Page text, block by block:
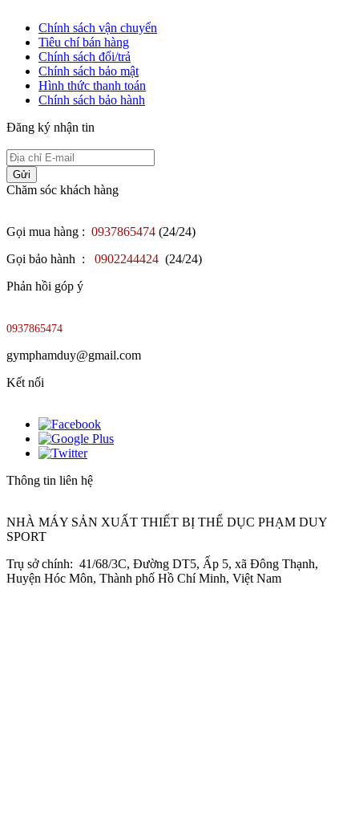
Chính sách vận chuyển
Tiêu chí bán hàng
Chính sách đổi/trả
Chính sách bảo mật
Hình thức thanh toán
Chính sách bảo hành
Đăng ký nhận tin
Gửi
Chăm sóc khách hàng
Gọi mua hàng : 0937865474 (24/24)
Gọi bảo hành :
0902244424 (24/24)
Phản hồi góp ý
0937865474
gymphamduy@gmail.com
Kết nối
Thông tin liên hệ
NHÀ MÁY SẢN XUẤT THIẾT BỊ THỂ DỤC PHẠM DUY
SPORT
Trụ sở chính: 41/68/3C, Đường DT5, Ấp 5, xã Đông Thạnh,
Huyện Hóc Môn, Thành phố Hồ Chí Minh, Việt Nam